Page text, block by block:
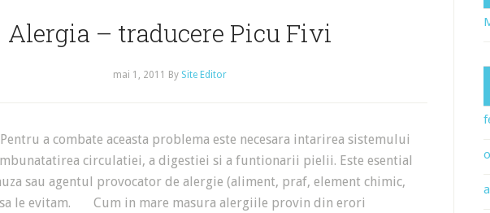
Alergia – traducere Picu Fivi
mai 1, 2011 By Site Editor
a combate aceasta problema este necesara intarirea sistemului
circulatiei, a digestiei si a funtionarii pielii. Este esential
sau agentul provocator de alergie (aliment, praf, element chimic,
sa le evitam. Cum in mare masura alergiile provin din erori